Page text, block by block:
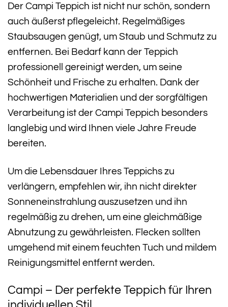
Der Campi Teppich ist nicht nur schön, sondern
auch äußerst pflegeleicht. Regelmäßiges
Staubsaugen genügt, um Staub und Schmutz zu
entfernen. Bei Bedarf kann der Teppich
professionell gereinigt werden, um seine
Schönheit und Frische zu erhalten. Dank der
hochwertigen Materialien und der sorgfältigen
Verarbeitung ist der Campi Teppich besonders
langlebig und wird Ihnen viele Jahre Freude
bereiten.
Um die Lebensdauer Ihres Teppichs zu
verlängern, empfehlen wir, ihn nicht direkter
Sonneneinstrahlung auszusetzen und ihn
regelmäßig zu drehen, um eine gleichmäßige
Abnutzung zu gewährleisten. Flecken sollten
umgehend mit einem feuchten Tuch und mildem
Reinigungsmittel entfernt werden.
Campi – Der perfekte Teppich für Ihren